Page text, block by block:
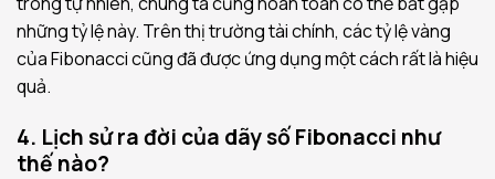
những tỷ lệ này. Trên thị trường tài chính, các tỷ lệ vàng
của Fibonacci cũng đã được ứng dụng một cách rất là hiệu
quả.
4. Lịch sử ra đời của dãy số Fibonacci như
thế nào?